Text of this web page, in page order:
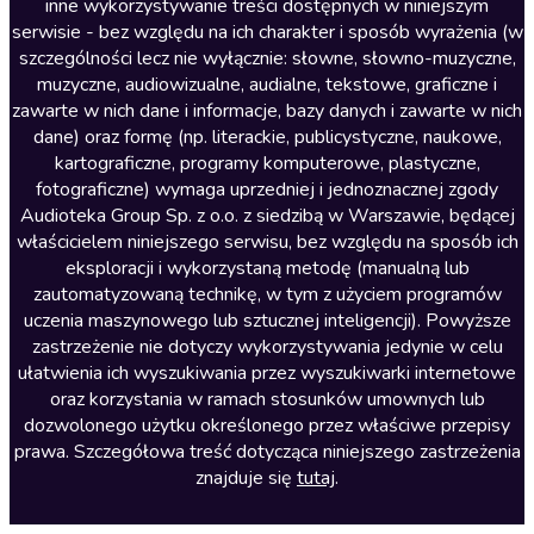
Literatura faktu
Literatura obyczajowa
Literatura piękna obca
Literatura piękna polska
Nagrania relaksacyjne
Nauka języków
Nauki humanistyczne
Podcasty i audycje
Polityka
Prasa
Religia
Romans
inne wykorzystywanie treści dostępnych w niniejszym
serwisie - bez względu na ich charakter i sposób wyrażenia (w
szczególności lecz nie wyłącznie: słowne, słowno-muzyczne,
muzyczne, audiowizualne, audialne, tekstowe, graficzne i
zawarte w nich dane i informacje, bazy danych i zawarte w nich
dane) oraz formę (np. literackie, publicystyczne, naukowe,
kartograficzne, programy komputerowe, plastyczne,
fotograficzne) wymaga uprzedniej i jednoznacznej zgody
Audioteka Group Sp. z o.o. z siedzibą w Warszawie, będącej
właścicielem niniejszego serwisu, bez względu na sposób ich
eksploracji i wykorzystaną metodę (manualną lub
zautomatyzowaną technikę, w tym z użyciem programów
uczenia maszynowego lub sztucznej inteligencji). Powyższe
zastrzeżenie nie dotyczy wykorzystywania jedynie w celu
ułatwienia ich wyszukiwania przez wyszukiwarki internetowe
oraz korzystania w ramach stosunków umownych lub
dozwolonego użytku określonego przez właściwe przepisy
prawa. Szczegółowa treść dotycząca niniejszego zastrzeżenia
znajduje się tutaj.